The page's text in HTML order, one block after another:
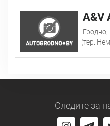
A&V
Гродно,
(тер.
Следите за